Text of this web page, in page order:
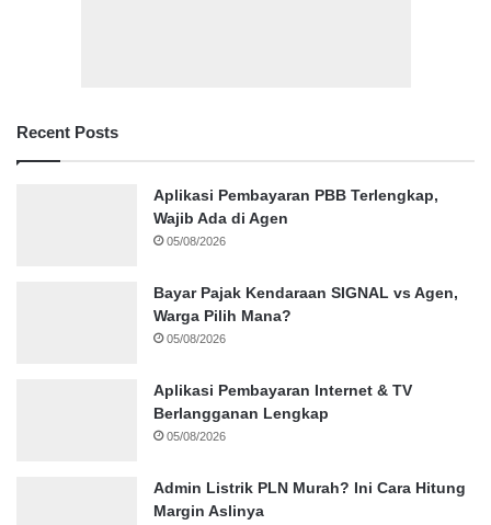
Recent Posts
Aplikasi Pembayaran PBB Terlengkap,
Wajib Ada di Agen
05/08/2026
Bayar Pajak Kendaraan SIGNAL vs Agen,
Warga Pilih Mana?
05/08/2026
Aplikasi Pembayaran Internet & TV
Berlangganan Lengkap
05/08/2026
Admin Listrik PLN Murah? Ini Cara Hitung
Margin Aslinya